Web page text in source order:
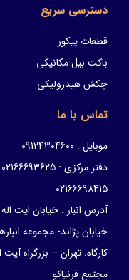
دسترسی سریع
قطعات پیکور
باکت بیل مکانیکی
چکش هیدرولیکی
تماس با ما
موبایل : 09124304600
دفتر مرکزی : 02166693625
02166698415
آدرس انبار : خیابان ایت
خیابان پژاند- مجموعه
کارگاه: تهران – بزرگراه
مجتمع فرنیاکو